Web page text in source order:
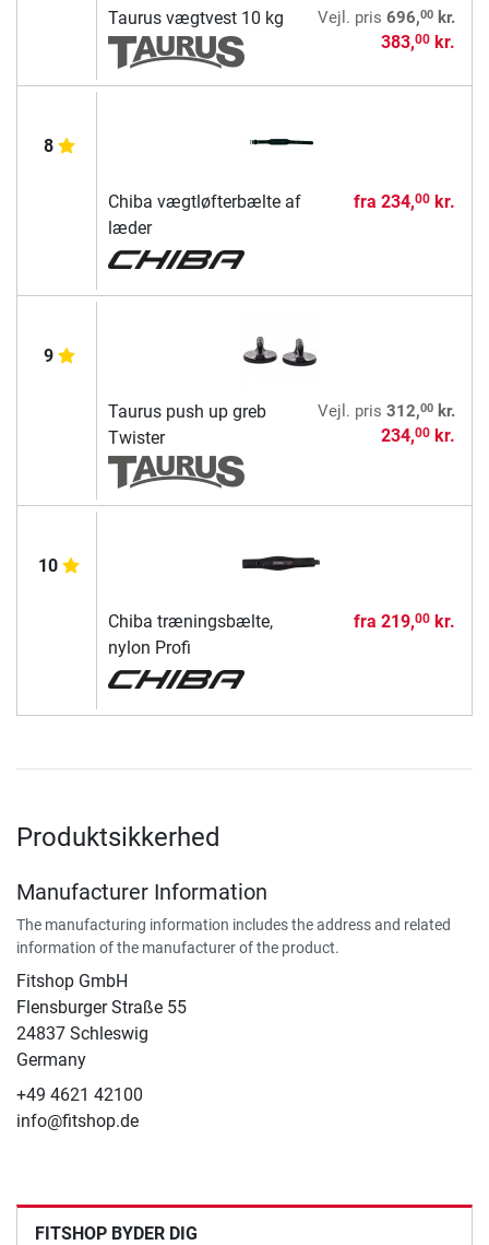
Taurus vægtvest 10 kg Vejl. pris 696,00kr.
383,00kr.
8
Chiba vægtløfterbælte af
læder
fra 234,00kr.
9
Taurus push up greb
Twister
Vejl. pris 312,00kr.
234,00kr.
10
Chiba træningsbælte,
nylon Profi
fra 219,00kr.
Produktsikkerhed
Manufacturer Information
The manufacturing information includes the address and related
information of the manufacturer of the product.
Fitshop GmbH
Flensburger Straße 55
24837 Schleswig
Germany
+49 4621 42100
info@fitshop.de
FITSHOP BYDER DIG